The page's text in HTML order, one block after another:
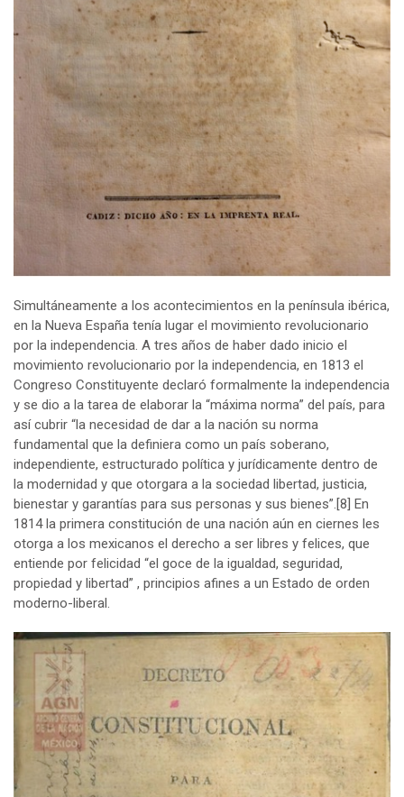
Simultáneamente a los acontecimientos en la península ibérica,
en la Nueva España tenía lugar el movimiento revolucionario
por la independencia. A tres años de haber dado inicio el
movimiento revolucionario por la independencia, en 1813 el
Congreso Constituyente declaró formalmente la independencia
y se dio a la tarea de elaborar la “máxima norma” del país, para
así cubrir “la necesidad de dar a la nación su norma
fundamental que la definiera como un país soberano,
independiente, estructurado política y jurídicamente dentro de
la modernidad y que otorgara a la sociedad libertad, justicia,
bienestar y garantías para sus personas y sus bienes”.[8] En
1814 la primera constitución de una nación aún en ciernes les
otorga a los mexicanos el derecho a ser libres y felices, que
entiende por felicidad “el goce de la igualdad, seguridad,
propiedad y libertad” , principios afines a un Estado de orden
moderno-liberal.